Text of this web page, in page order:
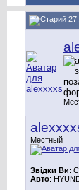
Местный
Звідки Ви:
Авто: